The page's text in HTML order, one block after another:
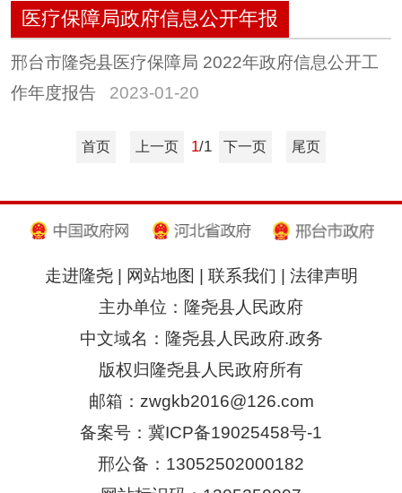
医疗保障局政府信息公开年报
邢台市隆尧县医疗保障局 2022年政府信息公开工
作年度报告
2023-01-20
首页 上一页 1/1 下一页 尾页
走进隆尧| 网站地图 联系我们
法律声明
主办单位：隆尧县人民政府
中文域名：隆尧县人民政府.政务
版权归隆尧县人民政府所有
邮箱：zwgkb2016@126.com
备案号：冀ICP备19025458号-1
邢公备：13052502000182